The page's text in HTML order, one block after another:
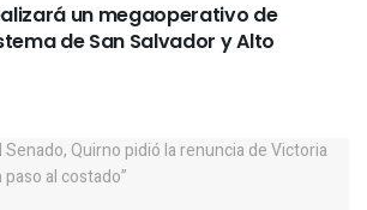
un megaoperativo de
de San Salvador y Alto